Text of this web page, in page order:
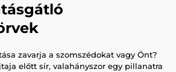
zavarja a szomszédokat vagy Önt?
előtt sír, valahányszor egy pillanatra